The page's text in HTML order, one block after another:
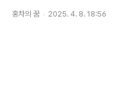
홍차의 꿈 2025. 4. 8. 18:56